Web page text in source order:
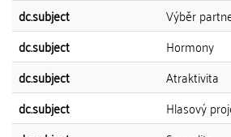
dc.subject
Výběr
dc.subject
Hormony
dc.subject
Atraktivita
dc.subject
Hlasový